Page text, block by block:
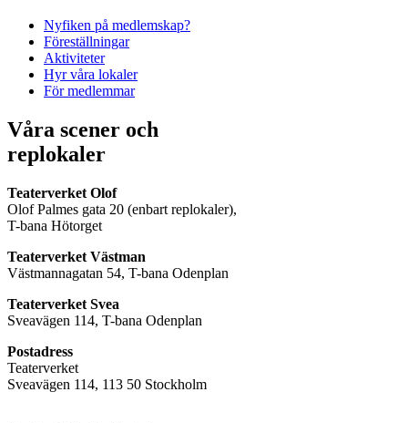
Nyfiken på medlemskap?
Föreställningar
Aktiviteter
Hyr våra lokaler
För medlemmar
Våra scener och
replokaler
Teaterverket Olof
Olof Palmes gata 20 (enbart replokaler),
T-bana Hötorget
Teaterverket Västman
Västmannagatan 54, T-bana Odenplan
Teaterverket Svea
Sveavägen 114, T-bana Odenplan
Postadress
Teaterverket
Sveavägen 114, 113 50 Stockholm